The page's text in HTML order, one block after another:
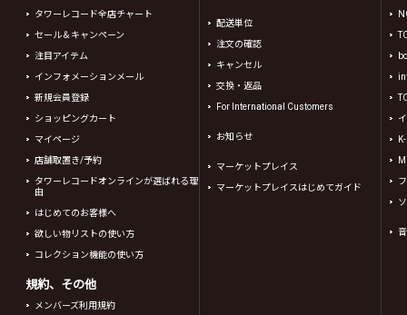
タワーレコード全店チャート
セール＆キャンペーン
注目アイテム
インフォメーションメール
新規会員登録
ショッピングカート
マイページ
店舗取置き/予約
タワーレコードオンラインが選ばれる理
由
はじめてのお客様へ
欲しい物リストの使い方
コレクション機能の使い方
規約、その他
メンバーズ利用規約
配送単位
注文の確認
キャンセル
交換・返品
For International Customers
お知らせ
マーケットプレイス
マーケットプレイスはじめてガイド